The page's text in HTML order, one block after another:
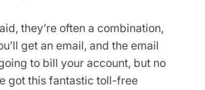
they’re often a combination,
get an email, and the email
to bill your account, but no
got this fantastic toll-free